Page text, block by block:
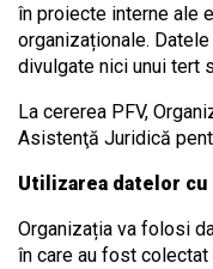
în proiecte interne ale
organizaționale.
divulgate nici unui tert
La cererea PFV,
Asistenţă Juridică
Utilizarea datelor cu
Organizația va folosi
în care au fost